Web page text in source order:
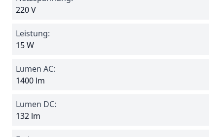
220 V
Leistung:
15 W
Lumen AC:
1400 lm
Lumen DC:
132 lm